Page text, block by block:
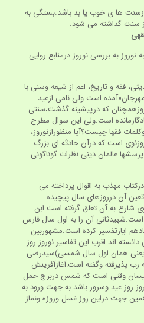
ازسنت ها ی خوب یا بد باشد.بستگی به
سنت گذاشته می شود.
به بررسی نوروز درمنابع روایی
فقه و تاریخ، اعم از شیعه وسنی با
است.ولی نامی ازعید
که درپیشینه گذشت،سنتی
است.ولی این سوال مطرح
فقها چیست؟آیا منظورازنوروز،
است که درآن حادثه ای بزرگ
عالمان دینی نظرات گوناگونی
مهذب به اقوال پرداخته می
آن درروزهای سال پیچیده
شارع به آن تعلق گرفته است.ابن
است.شهیدثانی آن را به اول سال فارس
ایارتفسیر کرده است.مشهوربین
اند.اقرب این تفاسیر نوروز روز
همان اول سال شمسی)سیدرضی
پذیرفته وگفته است:آغازآفرینش
نیسان وقتی است که شمس دربرج حمل
روز عید وسرور باشد.به جهت ورود به
جهت دراین روز غسل وروزه ونماز